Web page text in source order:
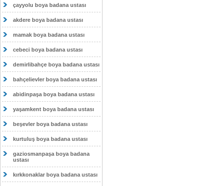
çayyolu boya badana ustası
akdere boya badana ustası
mamak boya badana ustası
cebeci boya badana ustası
demirlibahçe boya badana ustası
bahçelievler boya badana ustası
abidinpaşa boya badana ustası
yaşamkent boya badana ustası
beşevler boya badana ustası
kurtuluş boya badana ustası
gaziosmanpaşa boya badana
ustası
kırkkonaklar boya badana ustası